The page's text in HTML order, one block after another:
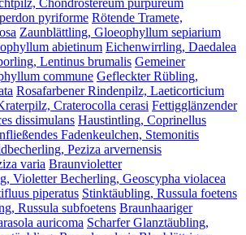
Chondrostereum purpureum
pyriforme Rötende Tramete,
Zaunblättling, Gloeophyllum sepiarium
abietinum Eichenwirrling, Daedalea
Lentinus brumalis Gemeiner
commune Gefleckter Rübling,
Rosafarbener Rindenpilz, Laeticorticium
Craterocolla cerasi Fettigglänzender
dissimulans Haustintling, Coprinellus
Fadenkeulchen, Stemonitis
Peziza arvernensis
varia Braunvioletter
Violetter Becherling, Geoscypha violacea
piperatus Stinktäubling, Russula foetens
Russula subfoetens Braunhaariger
auricoma Scharfer Glanztäubling,